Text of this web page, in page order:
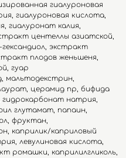
гиалуроновая
гиалуроновая кислота,
гиалуронат калия,
центеллы азиатской,
гександиол, экстракт
плодов женьшеня,
гуар
мальтодекстрин,
лаурат, церамид np, бифида
гидрокарбонат натрия,
глутамат, папаин,
фруктан,
каприлик/каприловый
левулиновая кислота,
ромашки, каприлилгликоль,